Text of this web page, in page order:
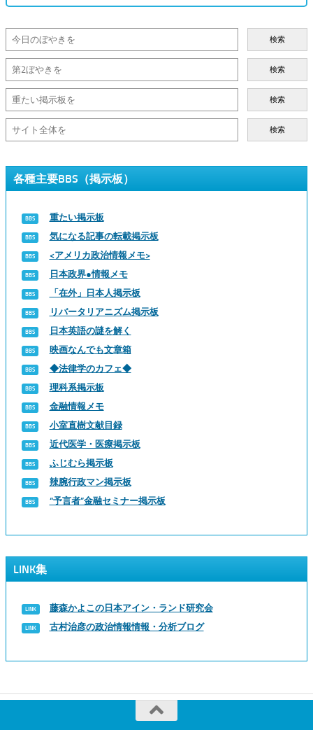
検索
検索
検索
検索
各種主要BBS（掲示板）
重たい掲示板
気になる記事の転載掲示板
<アメリカ政治情報メモ>
日本政界●情報メモ
「在外」日本人掲示板
リバータリアニズム掲示板
日本英語の謎を解く
映画なんでも文章箱
◆法律学のカフェ◆
理科系掲示板
金融情報メモ
小室直樹文献目録
近代医学・医療掲示板
ふじむら掲示板
辣腕行政マン掲示板
“予言者”金融セミナー掲示板
LINK集
藤森かよこの日本アイン・ランド研究会
古村治彦の政治情報情報・分析ブログ